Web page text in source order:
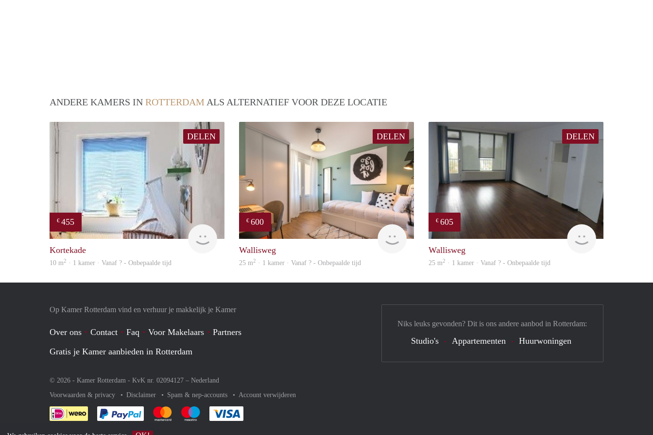
ANDERE KAMERS IN ROTTERDAM ALS ALTERNATIEF VOOR DEZE LOCATIE
DELEN
€ 455
Kortekade
10 m2 · 1 kamer · Vanaf ? - Onbepaalde tijd
DELEN
€ 600
finder
Wallisweg
25 m2 · 1 kamer · Vanaf ? - Onbepaalde tijd
DELEN
€ 605
Wallisweg
25 m2 · 1 kamer · Vanaf ? - Onbepaalde tijd
Op Kamer Rotterdam vind en verhuur je makkelijk je Kamer
Over ons Contact Faq Voor Makelaars
Partners
Gratis je Kamer aanbieden in Rotterdam
© 2026 - Kamer Rotterdam - KvK nr. 02094127 – Nederland
Voorwaarden & privacy
Disclaimer Spam & nep-accounts Account verwijderen
Je rekent gemakkelijk af met Paypal
Je rekent gemakkelijk af met Mastercard
Je rekent gemakkelijk af met Meastro
Niks leuks gevonden? Dit is ons andere aanbod in Rotterdam:
Studio's Appartementen Huurwoningen